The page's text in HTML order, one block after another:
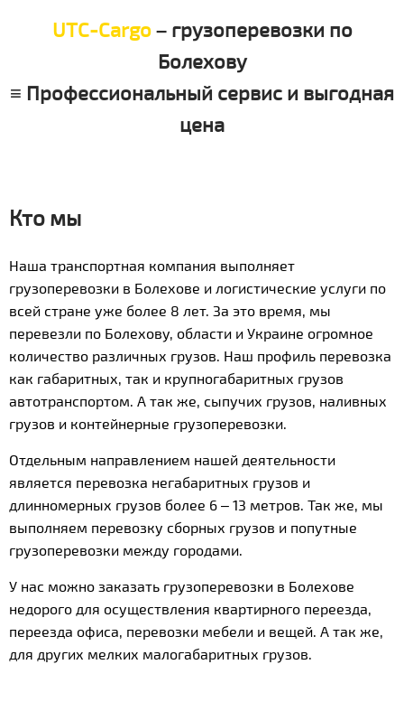
UTC-Cargo– грузоперевозки по
Болехову
≡ Профессиональный сервис и выгодная
цена
Кто мы
Наша транспортная компания выполняет
грузоперевозки в Болехове и логистические услуги по
всей стране уже более 8 лет. За это время, мы
перевезли по Болехову, области и Украине огромное
количество различных грузов. Наш профиль перевозка
как габаритных, так и крупногабаритных грузов
автотранспортом. А так же, сыпучих грузов, наливных
грузов и контейнерные грузоперевозки.
Отдельным направлением нашей деятельности
является перевозка негабаритных грузов и
длинномерных грузов более 6 – 13 метров. Так же, мы
выполняем перевозку сборных грузов и попутные
грузоперевозки между городами.
У нас можно заказать грузоперевозки в Болехове
недорого для осуществления квартирного переезда,
переезда офиса, перевозки мебели и вещей. А так же,
для других мелких малогабаритных грузов.